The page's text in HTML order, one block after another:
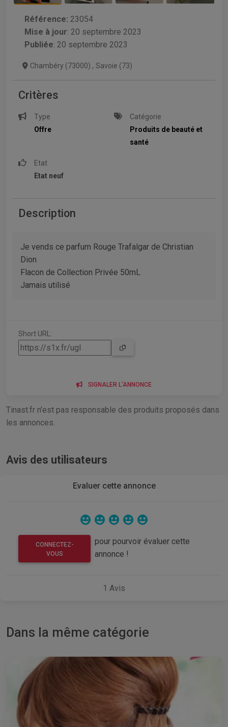
Référence: 23054
Mise à jour: 20 septembre 2023
Publiée: 20 septembre 2023
Chambéry (73000) , Savoie (73)
Critères
Type
Offre
Catégorie
Produits de beauté et
santé
Etat
Etat neuf
Description
Je vends ce parfum Rouge Trafalgar de Christian
Dion
Flacon de Collection Privée 50mL
Jamais utilisé
Short URL:
SIGNALER L'ANNONCE
Tinast.fr n'est pas responsable des produits proposés dans
les annonces.
Avis des utilisateurs
Evaluer cette annonce
CONNECTEZ-
VOUS
pour pourvoir évaluer cette
annonce !
1 Avis
Dans la même catégorie